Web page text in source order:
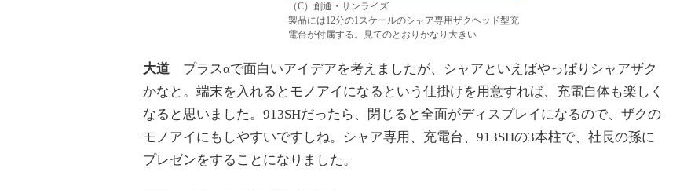
（C）創通・サンライズ
製品には12分の1スケールのシャア専用ザクヘッド型充
電台が付属する。見てのとおりかなり大きい
大道 プラスαで面白いアイデアを考えましたが、シャアといえばやっぱりシャアザク
かなと。端末を入れるとモノアイになるという仕掛けを用意すれば、充電自体も楽しく
なると思いました。913SHだったら、閉じると全面がディスプレイになるので、ザクの
モノアイにもしやすいですしね。シャア専用、充電台、913SHの3本柱で、社長の孫に
プレゼンをすることになりました。